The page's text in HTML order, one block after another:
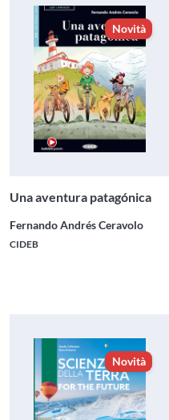
Novità
Una aventura patagónica
Fernando Andrés Ceravolo
CIDEB
Novità